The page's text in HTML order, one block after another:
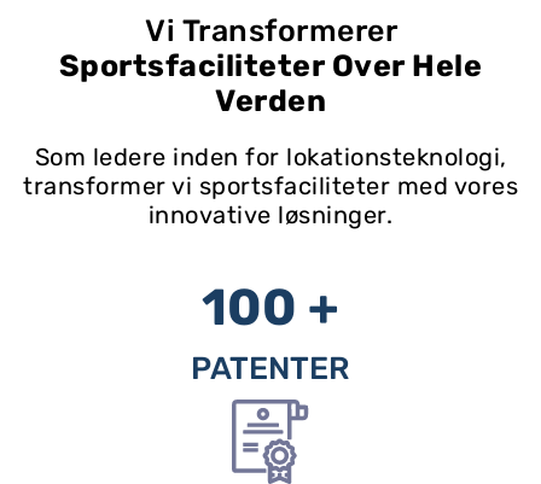
Vi Transformerer
Sportsfaciliteter Over Hele
Verden
Som ledere inden for lokationsteknologi,
transformer vi sportsfaciliteter med vores
innovative løsninger.
100 +
PATENTER